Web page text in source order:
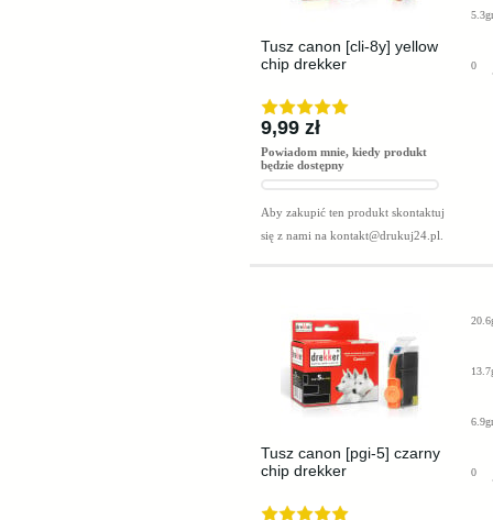
Tusz canon [cli-8y] yellow
chip drekker
9,99 zł
Powiadom mnie, kiedy produkt
będzie dostępny
Aby zakupić ten produkt skontaktuj
się z nami na kontakt@drukuj24.pl
5.3gr
0
Tusz canon [pgi-5] czarny
chip drekker
6.9gr
0